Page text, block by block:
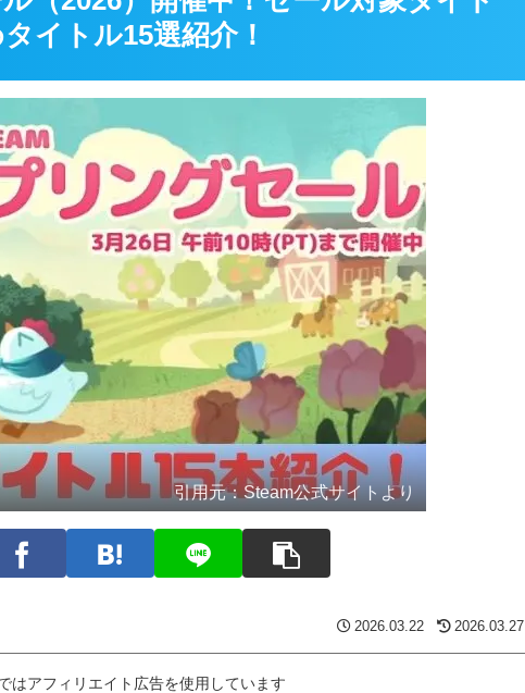
イトル15選紹介！
引用元：Steam公式サイトより
2026.03.22 2026.03.27
はアフィリエイト広告を使用しています